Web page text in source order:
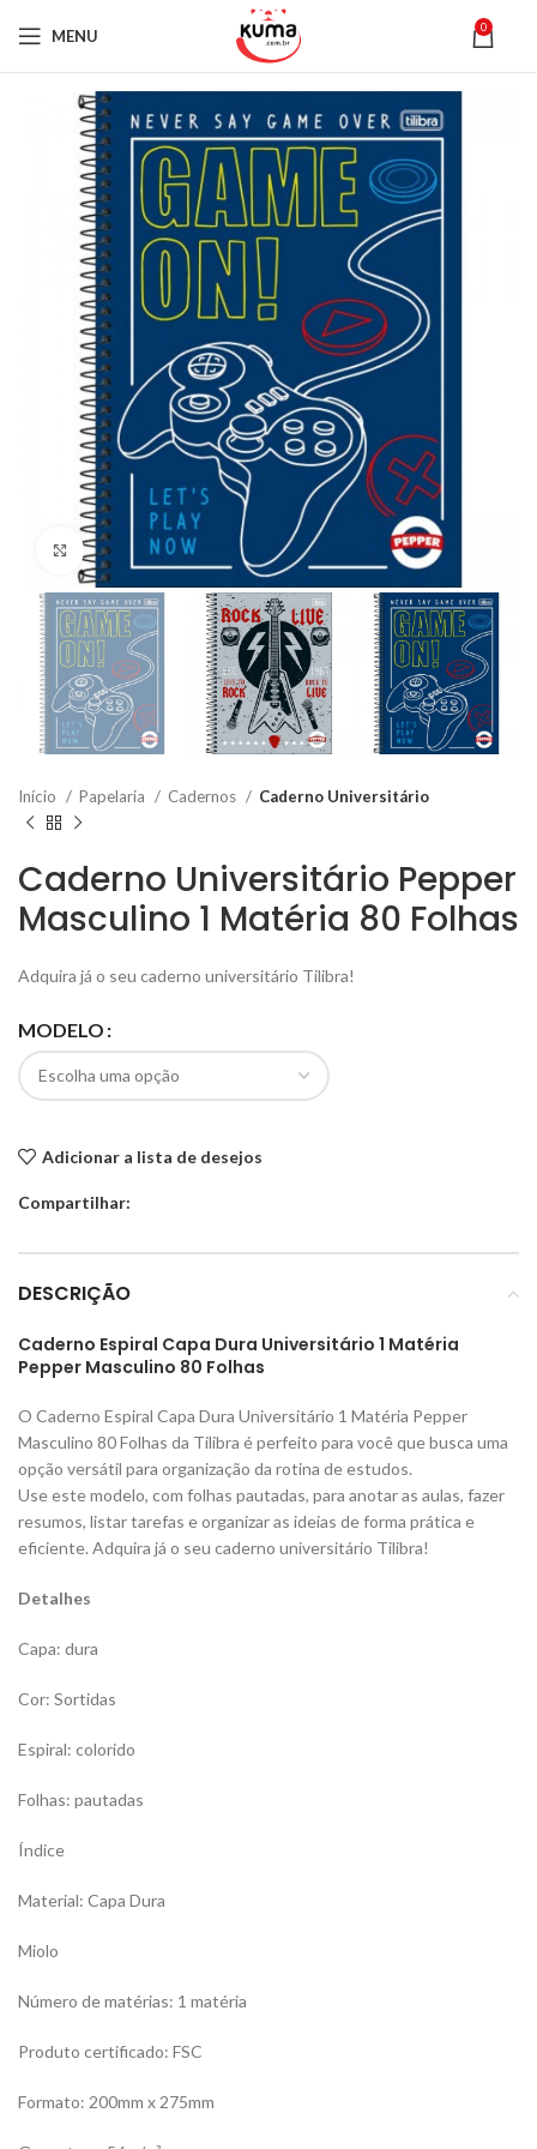
MENU 0
Click to enlarge
Início Papelaria Cadernos Caderno Universitário
Caderno Universitário Pepper
Masculino 1 Matéria 80 Folhas
Adquira já o seu caderno universitário Tilibra!
MODELO
Adicionar a lista de desejos
Compartilhar:
DESCRIÇÃO
Caderno Espiral Capa Dura Universitário 1 Matéria
Pepper Masculino 80 Folhas
O Caderno Espiral Capa Dura Universitário 1 Matéria Pepper
Masculino 80 Folhas da Tilibra é perfeito para você que busca uma
opção versátil para organização da rotina de estudos.
Use este modelo, com folhas pautadas, para anotar as aulas, fazer
resumos, listar tarefas e organizar as ideias de forma prática e
eficiente. Adquira já o seu caderno universitário Tilibra!
Detalhes
Capa: dura
Cor: Sortidas
Espiral: colorido
Folhas: pautadas
Índice
Material: Capa Dura
Miolo
Número de matérias: 1 matéria
Produto certificado: FSC
Formato: 200mm x 275mm